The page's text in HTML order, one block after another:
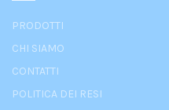
PRODOTTI
CHI SIAMO
CONTATTI
POLITICA DEI RESI